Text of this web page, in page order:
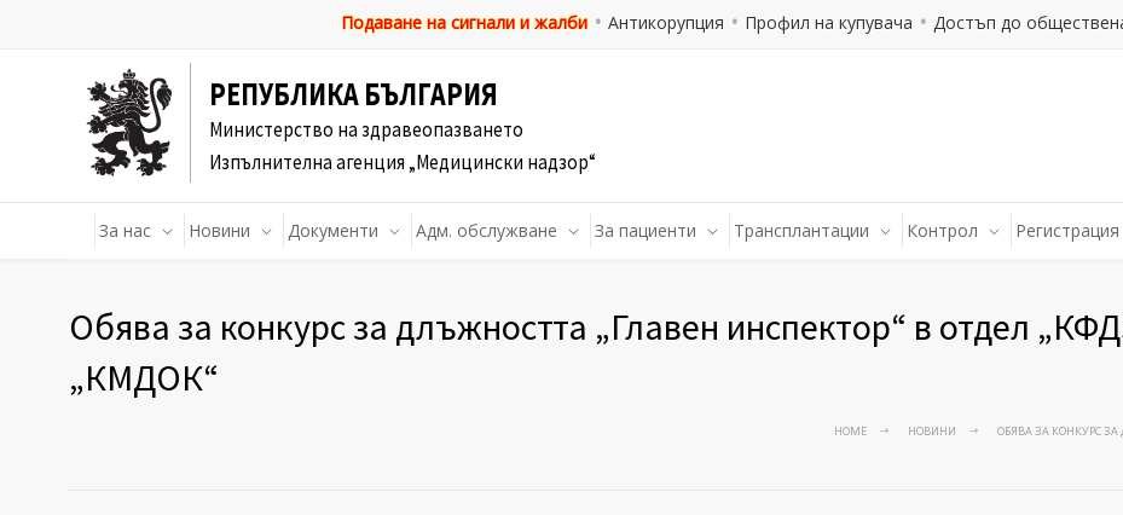
Достъп до
Профил на купувача
Антикорупция
Подаване на сигнали и жалби
РЕПУБЛИКА БЪЛГАРИЯ
Министерство на здравеопазването
Изпълнителна агенция „Медицински надзор“
За нас Новини Документи Адм. обслужване За пациенти Трансплантации Контрол Регистрация
Обява за конкурс за длъжността „Главен инспектор“ в отдел
„КМДОК“
HOME НОВИНИ ОБЯВА ЗА КОНКУРС ЗА